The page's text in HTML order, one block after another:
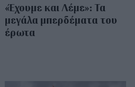
«Έχουμε και Λέμε»: Τα
μεγάλα μπερδέματα του
έρωτα